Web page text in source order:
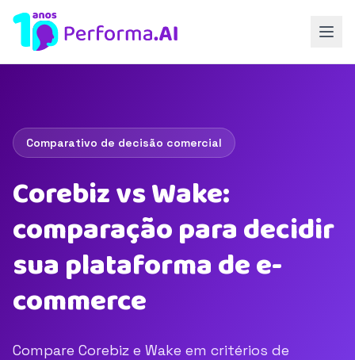
Comparativo de decisão comercial
Corebiz vs Wake:
comparação para decidir
sua plataforma de e-
commerce
Compare Corebiz e Wake em critérios de